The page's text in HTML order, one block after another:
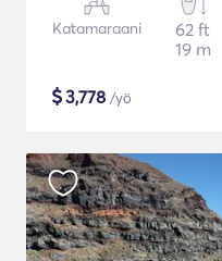
Katamaraani
62 ft
19 m
$3,778 /yö